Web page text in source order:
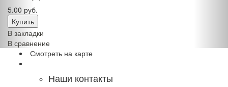
5.00 руб.
В закладки
В сравнение
Смотреть на карте
Наши контакты